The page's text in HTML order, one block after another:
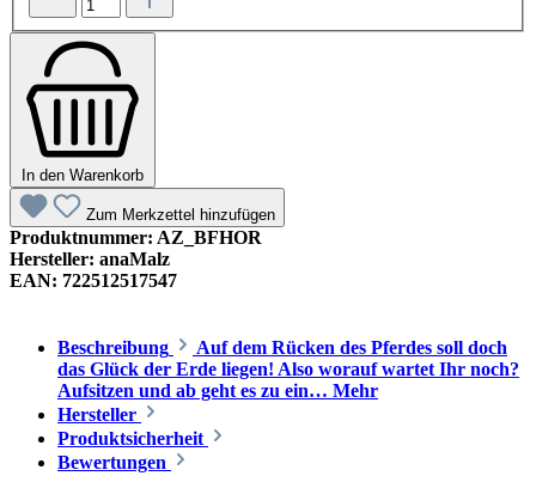
In den Warenkorb
Zum Merkzettel hinzufügen
Produktnummer: AZ_BFHOR
Hersteller: anaMalz
EAN: 722512517547
Beschreibung
Auf dem Rücken des Pferdes soll doch
das Glück der Erde liegen! Also worauf wartet Ihr noch?
Aufsitzen und ab geht es zu ein… Mehr
Hersteller
Produktsicherheit
Bewertungen